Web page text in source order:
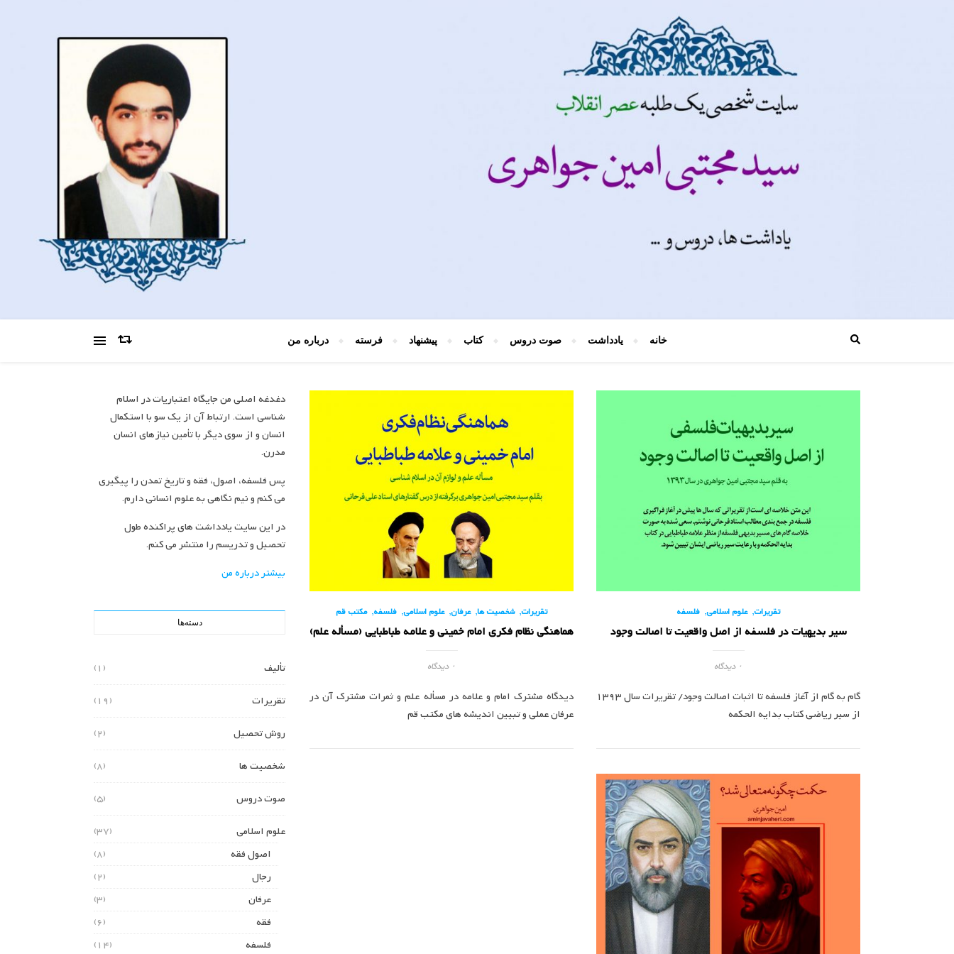
خانه یادداشت صوت دروس کتاب پیشنهاد فرسته درباره من
دغدغه اصلی من جایگاه اعتباریات در اسلام
شناسی است. ارتباط آن از یک سو با استکمال
انسان و از سوی دیگر با تأمین نیازهای انسان
مدرن.
پس فلسفه، اصول، فقه و تاریخ تمدن را پیگیری
می کنم و نیم نگاهی به علوم انسانی دارم.
در این سایت یادداشت های پراکنده طول
تحصیل و تدریسم را منتشر می کنم.
بیشتر درباره من
دسته‌ها
تألیف
(1)
تقریرات
(19)
روش تحصیل
(2)
شخصیت ها
(8)
صوت دروس
(5)
علوم اسلامی
(37)
اصول فقه
(8)
رجال
(2)
عرفان
(3)
فقه
(6)
فلسفه
(14)
تقریرات,علوم اسلامی, فلسفه
سیر بدیهیات در فلسفه از اصل واقعیت تا اصالت وجود
۰ دیدگاه
گام به گام از آغاز فلسفه تا اثبات اصالت وجود/ تقریرات سال 1393
از سیر ریاضی کتاب بدایه الحکمه
تقریرات,شخصیت ها,عرفان,علوم اسلامی, فلسفه,مکتب قم
هماهنگی نظام فکری امام خمینی و علامه طباطبایی (مسأله علم)
۰ دیدگاه
دیدگاه مشترک امام و علامه در مسأله علم و ثمرات مشترک آن در
عرفان عملی و تبیین اندیشه های مکتب قم